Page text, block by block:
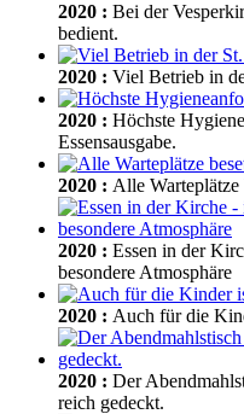
2020 : Bei der
bedient.
2020 : Viel Betrieb in
2020 : Höchste
Essensausgabe.
2020 : Alle
2020 : Essen in der
besondere Atmosphäre
2020 : Auch für die
2020 : Der
reich gedeckt.